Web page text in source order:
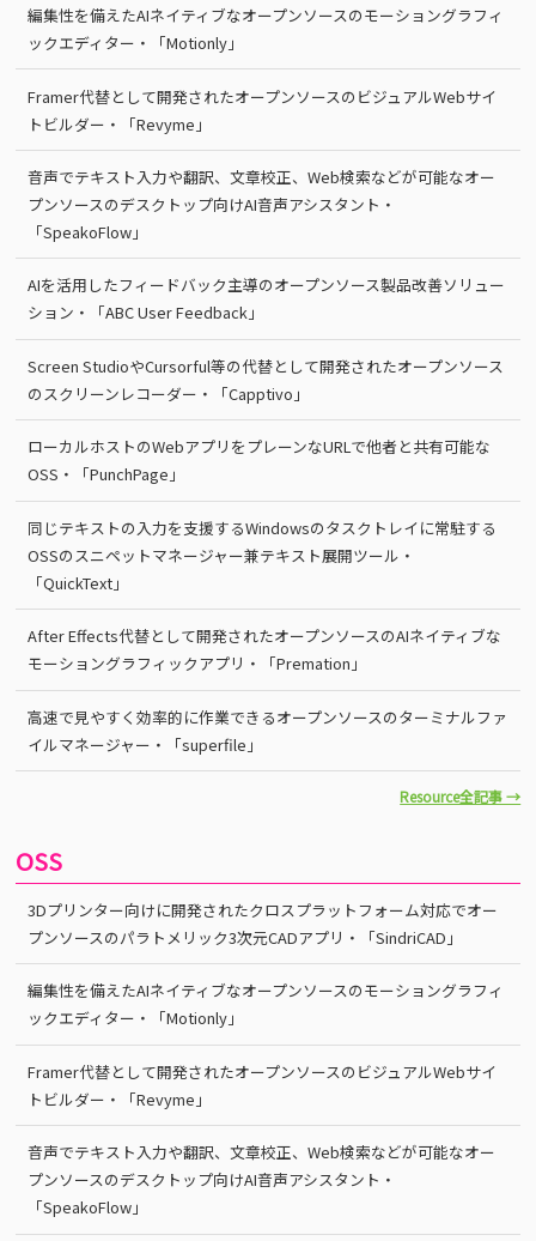
編集性を備えたAIネイティブなオープンソースのモーショングラフィ
ックエディター・「Motionly」
Framer代替として開発されたオープンソースのビジュアルWebサイ
トビルダー・「Revyme」
音声でテキスト入力や翻訳、文章校正、Web検索などが可能なオー
プンソースのデスクトップ向けAI音声アシスタント・
「SpeakoFlow」
AIを活用したフィードバック主導のオープンソース製品改善ソリュー
ション・「ABC User Feedback」
Screen StudioやCursorful等の代替として開発されたオープンソース
のスクリーンレコーダー・「Capptivo」
ローカルホストのWebアプリをプレーンなURLで他者と共有可能な
OSS・「PunchPage」
同じテキストの入力を支援するWindowsのタスクトレイに常駐する
OSSのスニペットマネージャー兼テキスト展開ツール・
「QuickText」
After Effects代替として開発されたオープンソースのAIネイティブな
モーショングラフィックアプリ・「Premation」
高速で見やすく効率的に作業できるオープンソースのターミナルファ
イルマネージャー・「superfile」
Resource全記事 →
OSS
3Dプリンター向けに開発されたクロスプラットフォーム対応でオー
プンソースのパラトメリック3次元CADアプリ・「SindriCAD」
編集性を備えたAIネイティブなオープンソースのモーショングラフィ
ックエディター・「Motionly」
Framer代替として開発されたオープンソースのビジュアルWebサイ
トビルダー・「Revyme」
音声でテキスト入力や翻訳、文章校正、Web検索などが可能なオー
プンソースのデスクトップ向けAI音声アシスタント・
「SpeakoFlow」